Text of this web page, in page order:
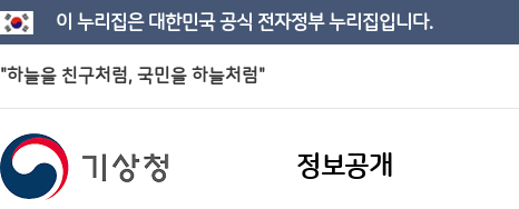
이 누리집은 대한민국 공식 전자정부 누리집입니다.
"하늘을 친구처럼, 국민을 하늘처럼"
정보공개